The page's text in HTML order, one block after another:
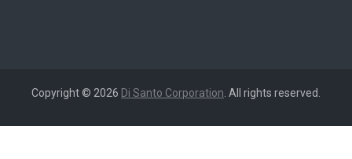
Copyright © 2026 Di Santo Corporation . All rights reserved.